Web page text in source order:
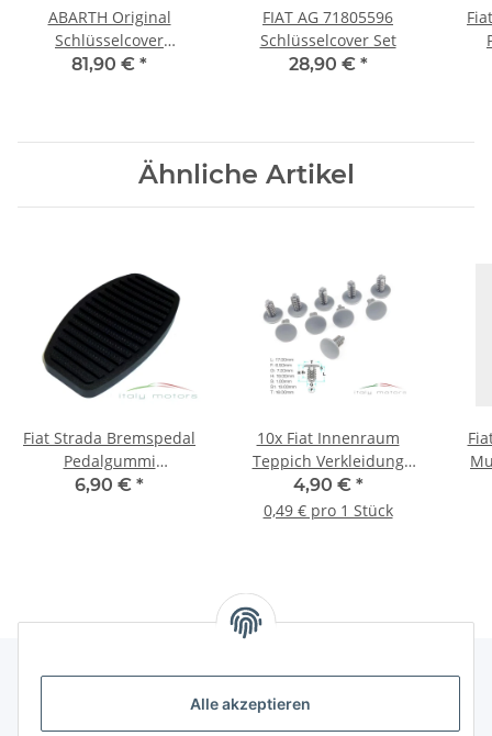
Alle akzeptieren
ABARTH Original
Schlüsselcover
Schlüsselanhänger Set
81,90 € *
FIAT AG 71805596
Schlüsselcover Set
28,90 € *
Ähnliche Artikel
Fiat Strada Bremspedal
Pedalgummi
Pedalabdeckung Bremse
6,90 € *
10x Fiat Innenraum
Teppich Verkleidung
Clips Befestigung
712113631 735261689
4,90 € *
0,49 € pro 1 Stück